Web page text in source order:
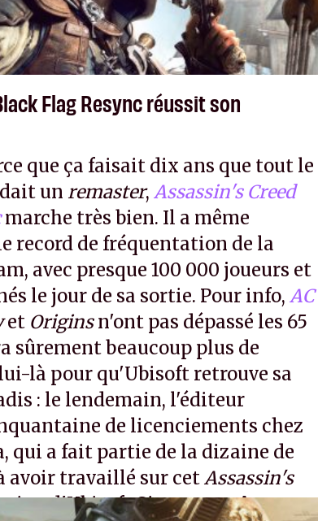
Flag Resync réussit son
que ça faisait dix ans que tout le
un remaster, Assassin's Creed
marche très bien. Il a même
record de fréquentation de la
avec presque 100 000 joueurs et
le jour de sa sortie. Pour info, AC
et Originsn'ont pas dépassé les 65
sûrement beaucoup plus de
là pour qu'Ubisoft retrouve sa
: le lendemain, l'éditeur
de licenciements chez
qui a fait partie de la dizaine de
avoir travaillé sur cetAssassin's
d'Ubisoft Singapour.A.